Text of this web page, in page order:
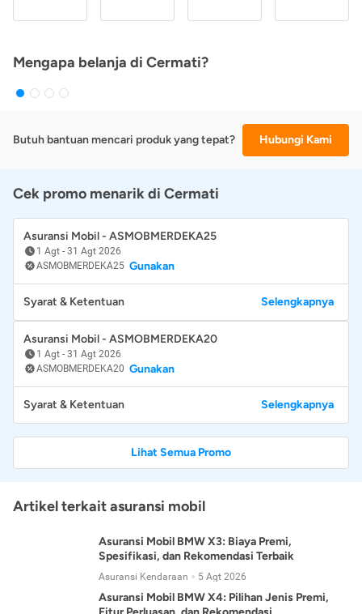
Mengapa belanja di Cermati?
Butuh bantuan mencari produk yang tepat? Hubungi Kami
Cek promo menarik di Cermati
Asuransi Mobil - ASMOBMERDEKA25
1 Agt - 31 Agt 2026
ASMOBMERDEKA25 Gunakan
Syarat & Ketentuan Selengkapnya
Asuransi Mobil - ASMOBMERDEKA20
1 Agt - 31 Agt 2026
ASMOBMERDEKA20 Gunakan
Syarat & Ketentuan Selengkapnya
Lihat Semua Promo
Artikel terkait asuransi mobil
Asuransi Mobil BMW X3: Biaya Premi,
Spesifikasi, dan Rekomendasi Terbaik
Asuransi Kendaraan 5 Agt 2026
Asuransi Mobil BMW X4: Pilihan Jenis Premi,